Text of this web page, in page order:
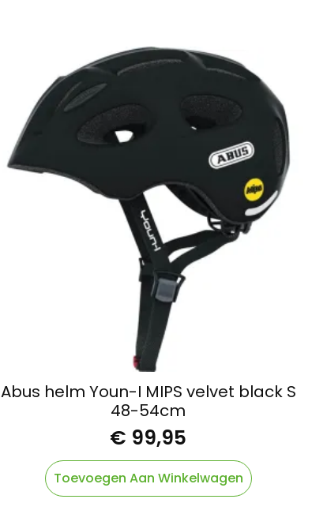
Abus helm Youn-I MIPS velvet black S
48-54cm
€ 99,95
Toevoegen Aan Winkelwagen